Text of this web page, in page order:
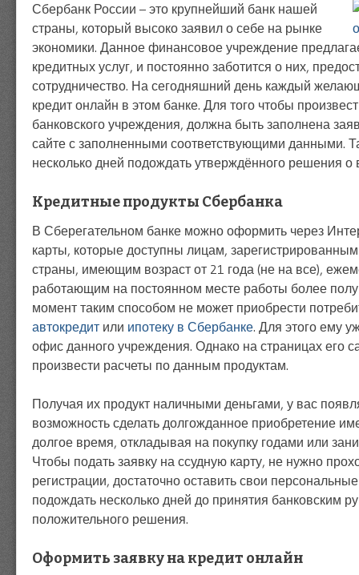
Сбербанк России – это крупнейший банк нашей
страны, который высоко заявил о себе на рынке
экономики. Данное финансовое учреждение
кредитных услуг, и постоянно заботится о них,
сотрудничество. На сегодняшний день каждый
кредит онлайн в этом банке. Для того чтобы
банковского учреждения, должна быть заполнена
сайте с заполненными соответствующими данными.
несколько дней подождать утверждённого решения о
Кредитные продукты Сбербанка
В Сберегательном банке можно оформить через
карты, которые доступны лицам,
страны, имеющим возраст от 21 года (не на все),
работающим на постоянном месте работы более
момент таким способом не может приобрести
автокредит или ипотеку в Сбербанке. Для этого ему
офис данного учреждения. Однако на страницах его
произвести расчеты по данным продуктам.
Получая их продукт наличными деньгами, у вас
возможность сделать долгожданное приобретение
долгое время, откладывая на покупку годами или
Чтобы подать заявку на ссудную карту, не нужно
регистрации, достаточно оставить свои
подождать несколько дней до принятия банковским
положительного решения.
Оформить заявку на кредит онлайн